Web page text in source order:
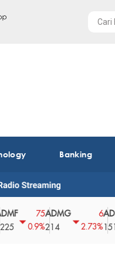
Banking
75
0.9%
ADMG
214
2.73%
ADMR
1510